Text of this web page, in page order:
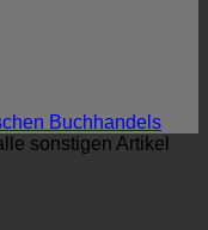
sonstigen Artikel